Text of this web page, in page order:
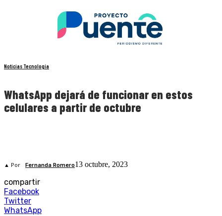
Noticias Tecnología
WhatsApp dejará de funcionar en estos
celulares a partir de octubre
▲ Por Fernanda Romero13 octubre, 2023
compartir
Facebook
Twitter
WhatsApp